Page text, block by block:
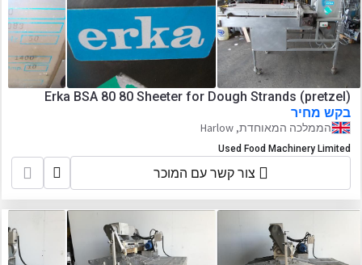
Erka BSA 80 80 Sheeter for Dough Strands (pretzel)
בקש מחיר
הממלכה המאוחדת, Harlow
Used Food Machinery Limited
צור קשר עם המוכר